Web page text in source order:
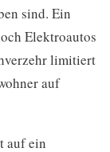
sind. Ein
Elektroautos
limitiert
auf
auf ein